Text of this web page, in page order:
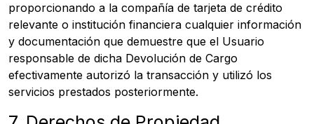
proporcionando a la compañía de tarjeta de crédito
relevante o institución financiera cualquier información
y documentación que demuestre que el Usuario
responsable de dicha Devolución de Cargo
efectivamente autorizó la transacción y utilizó los
servicios prestados posteriormente.